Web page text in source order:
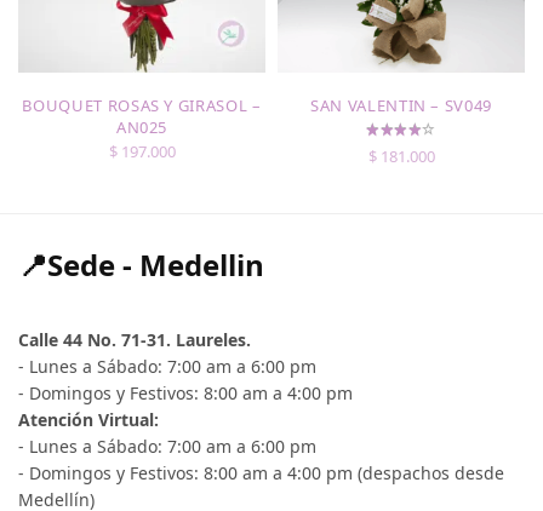
BOUQUET ROSAS Y GIRASOL –
AN025
$197.000
SAN VALENTIN – SV049
$181.000
📍Sede - Medellin
Calle 44 No. 71-31. Laureles.
- Lunes a Sábado: 7:00 am a 6:00 pm
- Domingos y Festivos: 8:00 am a 4:00 pm
Atención Virtual:
- Lunes a Sábado: 7:00 am a 6:00 pm
- Domingos y Festivos: 8:00 am a 4:00 pm (despachos desde
Medellín)